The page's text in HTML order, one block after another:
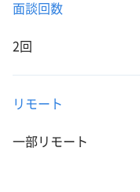
面談回数
2回
リモート
一部リモート